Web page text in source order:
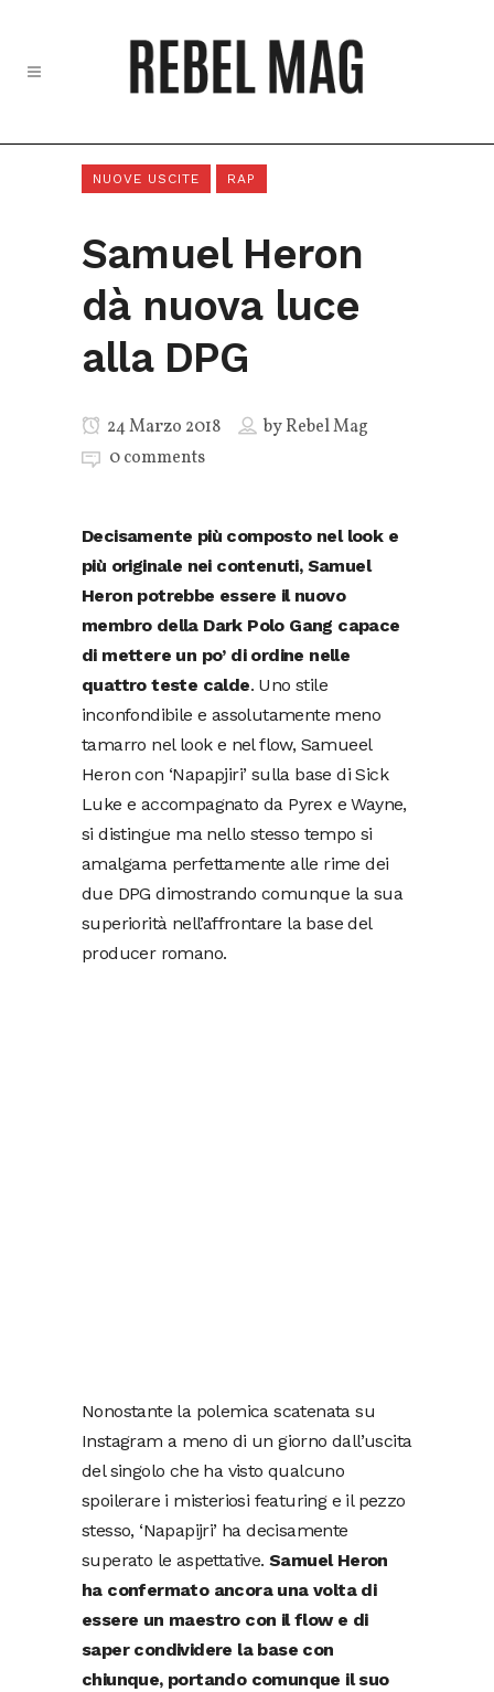
NUOVE USCITE RAP
Samuel Heron
dà nuova luce
alla DPG
24 Marzo 2018 byRebel Mag
0 comments
Decisamente più composto nel look e
più originale nei contenuti, Samuel
Heron potrebbe essere il nuovo
membro della Dark Polo Gang capace
di mettere un po’ di ordine nelle
quattro teste calde. Uno stile
inconfondibile e assolutamente meno
tamarro nel look e nel flow, Samueel
Heron con ‘Napapjiri’ sulla base di Sick
Luke e accompagnato da Pyrex e Wayne,
si distingue ma nello stesso tempo si
amalgama perfettamente alle rime dei
due DPG dimostrando comunque la sua
superiorità nell’affrontare la base del
producer romano.
Nonostante la polemica scatenata su
Instagram a meno di un giorno dall’uscita
del singolo che ha visto qualcuno
spoilerare i misteriosi featuring e il pezzo
stesso, ‘Napapijri’ ha decisamente
superato le aspettative. Samuel Heron
ha confermato ancora una volta di
essere un maestro con il flow e di
saper condividere la base con
chiunque, portando comunque il suo